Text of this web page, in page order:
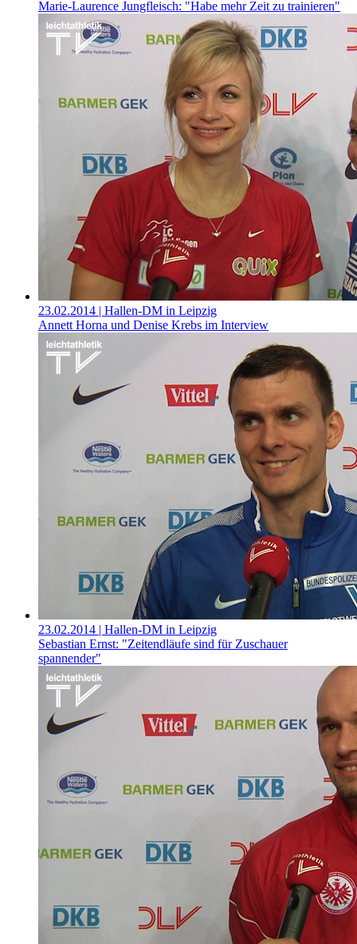
Marie-Laurence Jungfleisch: "Habe mehr Zeit zu trainieren"
23.02.2014 | Hallen-DM in Leipzig
Annett Horna und Denise Krebs im Interview
23.02.2014 | Hallen-DM in Leipzig
Sebastian Ernst: "Zeitendläufe sind für Zuschauer
spannender"